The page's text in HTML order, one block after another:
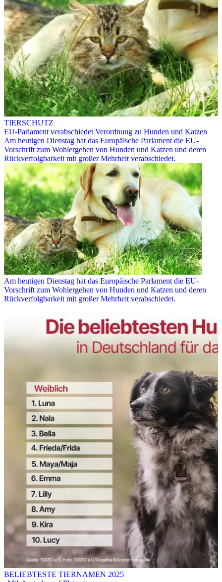
TIERSCHUTZ
EU-Parlament verabschiedet Verordnung zu Hunden und Katzen
Am heutigen Dienstag hat das Europäische Parlament die EU-
Vorschrift zum Wohlergehen von Hunden und Katzen und deren
Rückverfolgbarkeit mit großer Mehrheit verabschiedet.
Am heutigen Dienstag hat das Europäische Parlament die EU-
Vorschrift zum Wohlergehen von Hunden und Katzen und deren
Rückverfolgbarkeit mit großer Mehrheit verabschiedet.
BELIEBTESTE TIERNAMEN 2025